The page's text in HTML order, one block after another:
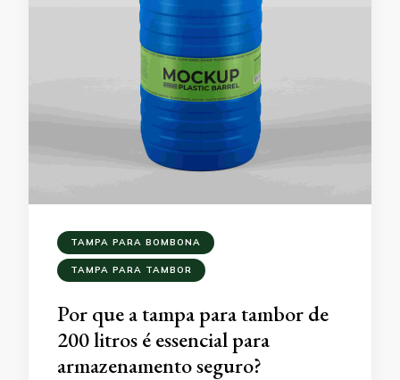
TAMPA PARA BOMBONA
TAMPA PARA TAMBOR
Por que a tampa para tambor de
200 litros é essencial para
armazenamento seguro?